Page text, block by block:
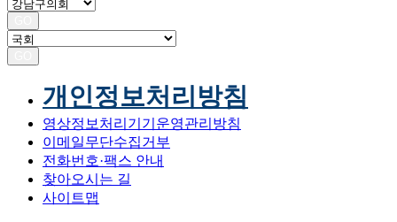
개인정보처리방침
영상정보처리기기운영관리방침
이메일무단수집거부
전화번호·팩스 안내
찾아오시는 길
사이트맵